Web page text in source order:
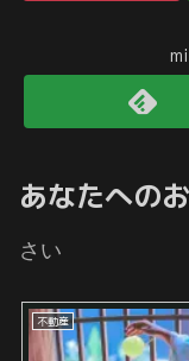
あなたへの
さい
不動産